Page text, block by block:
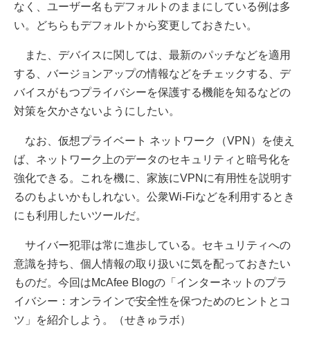
なく、ユーザー名もデフォルトのままにしている例は多
い。どちらもデフォルトから変更しておきたい。
また、デバイスに関しては、最新のパッチなどを適用
する、バージョンアップの情報などをチェックする、デ
バイスがもつプライバシーを保護する機能を知るなどの
対策を欠かさないようにしたい。
なお、仮想プライベート ネットワーク（VPN）を使え
ば、ネットワーク上のデータのセキュリティと暗号化を
強化できる。これを機に、家族にVPNに有用性を説明す
るのもよいかもしれない。公衆Wi-Fiなどを利用するとき
にも利用したいツールだ。
サイバー犯罪は常に進歩している。セキュリティへの
意識を持ち、個人情報の取り扱いに気を配っておきたい
ものだ。今回はMcAfee Blogの「インターネットのプラ
イバシー：オンラインで安全性を保つためのヒントとコ
ツ」を紹介しよう。（せきゅラボ）